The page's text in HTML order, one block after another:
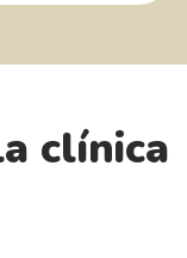
clínica